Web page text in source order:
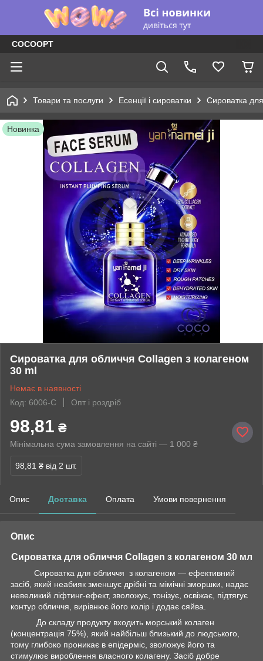
COCOOPT
Товари та послуги Есенції і сироватки Сироватка
Новинка
Сироватка для обличчя Collagen з колагеном
30 ml
Немає в наявності
Код: 6006-С
Опт і роздріб
98,81 ₴
Мінімальна сума замовлення на сайті — 1 000 ₴
98,81 ₴ від 2 шт.
Опис Доставка Оплата Умови повернення
Опис
Сироватка для обличчя Collagen з колагеном 30 мл
Сироватка для обличчя з колагеном — ефективний
засіб, який неабияк зменшує дрібні та мімічні зморшки, надає
невеликий ліфтинг-ефект, зволожує, тонізує, освіжає, підтягує
контур обличчя, вирівнює його колір і додає сяйва.
До складу продукту входить морський колаген
(концентрація 75%), який найбільш близький до людського,
тому глибоко проникає в епідерміс, зволожує його та
стимулює вироблення власного колагену. Засіб добре